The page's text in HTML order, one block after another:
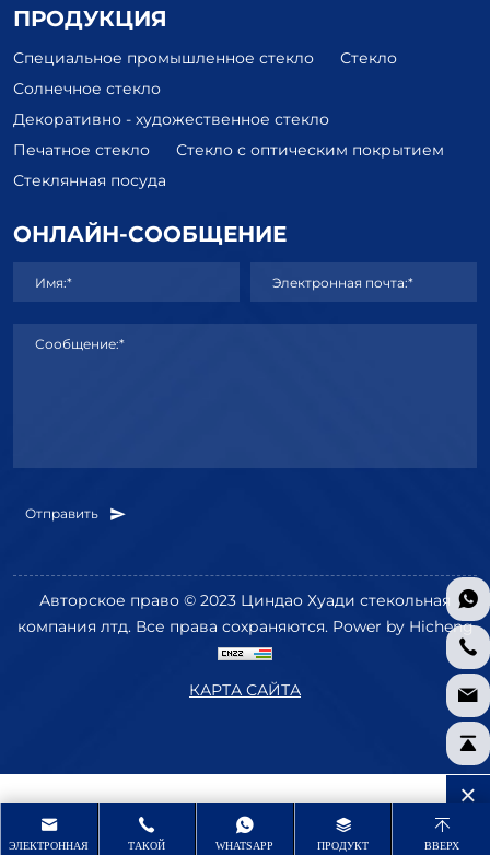
ПРОДУКЦИЯ
Специальное промышленное стекло
Стекло
Солнечное стекло
Декоративно - художественное стекло
Печатное стекло
Стекло с оптическим покрытием
Стеклянная посуда
ОНЛАЙН-СООБЩЕНИЕ
Имя:* Электронная почта:*
Сообщение:*
Отправить
Авторское право © 2023 Циндао Хуади стекольная
компания лтд. Все права сохраняются. Power by Hicheng
КАРТА САЙТА
ЭЛЕКТРОННАЯ ТАКОЙ WHATSAPP ПРОДУКТ ВВЕРХ